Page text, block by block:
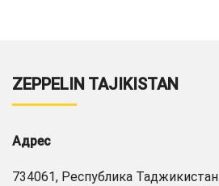
ZEPPELIN TAJIKISTAN
Адрес
734061, Республика Таджикистан